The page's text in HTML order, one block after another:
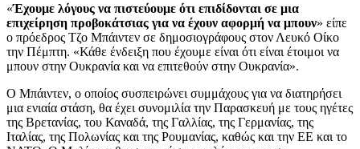
«Έχουμε λόγους να πιστεύουμε ότι επιδίδονται σε μια
επιχείρηση προβοκάτσιας για να έχουν αφορμή να μπουν» είπε
ο πρόεδρος Τζο Μπάιντεν σε δημοσιογράφους στον Λευκό Οίκο
την Πέμπτη. «Κάθε ένδειξη που έχουμε είναι ότι είναι έτοιμοι να
μπουν στην Ουκρανία και να επιτεθούν στην Ουκρανία».
Ο Μπάιντεν, ο οποίος συσπειρώνει συμμάχους για να διατηρήσει
μια ενιαία στάση, θα έχει συνομιλία την Παρασκευή με τους ηγέτες
της Βρετανίας, του Καναδά, της Γαλλίας, της Γερμανίας, της
Ιταλίας, της Πολωνίας και της Ρουμανίας, καθώς και την ΕΕ και το